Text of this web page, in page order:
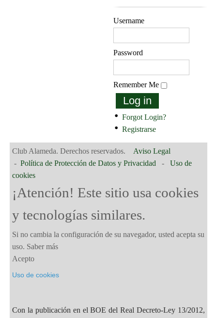
Username
Password
Remember Me
Log in
Forgot Login?
Registrarse
Club Alameda. Derechos reservados. Aviso Legal
- Política de Protección de Datos y Privacidad - Uso de
cookies
¡Atención! Este sitio usa cookies
y tecnologías similares.
Si no cambia la configuración de su navegador, usted acepta su
uso. Saber más
Acepto
Uso de cookies
Con la publicación en el BOE del Real Decreto-Ley 13/2012,